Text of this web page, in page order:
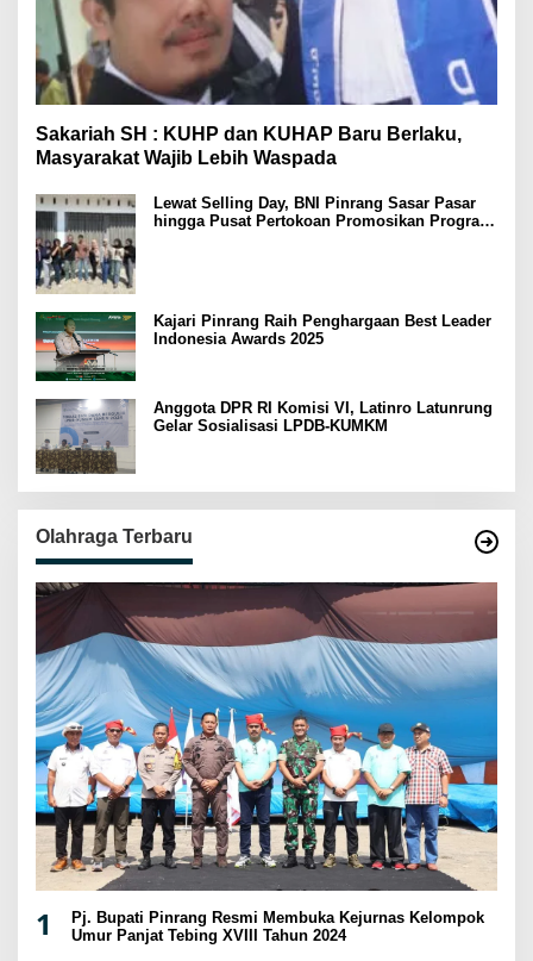
Sakariah SH : KUHP dan KUHAP Baru Berlaku,
Masyarakat Wajib Lebih Waspada
Lewat Selling Day, BNI Pinrang Sasar Pasar
hingga Pusat Pertokoan Promosikan Program
Kajari Pinrang Raih Penghargaan Best Leader
Indonesia Awards 2025
Anggota DPR RI Komisi VI, Latinro Latunrung
Gelar Sosialisasi LPDB-KUMKM
Olahraga Terbaru
1
Pj. Bupati Pinrang Resmi Membuka Kejurnas Kelompok
Umur Panjat Tebing XVIII Tahun 2024